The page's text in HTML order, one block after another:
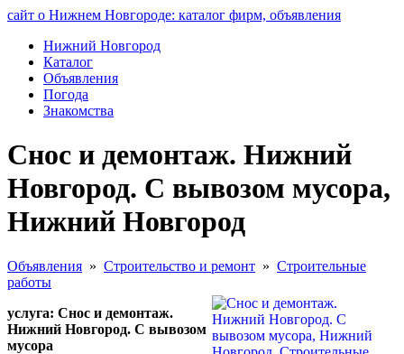
сайт о Нижнем Новгороде: каталог фирм, объявления
Нижний Новгород
Каталог
Объявления
Погода
Знакомства
Снос и демонтаж. Нижний
Новгород. С вывозом мусора,
Нижний Новгород
Объявления » Строительство и ремонт » Строительные
работы
услуга: Снос и демонтаж.
Нижний Новгород. С вывозом
мусора